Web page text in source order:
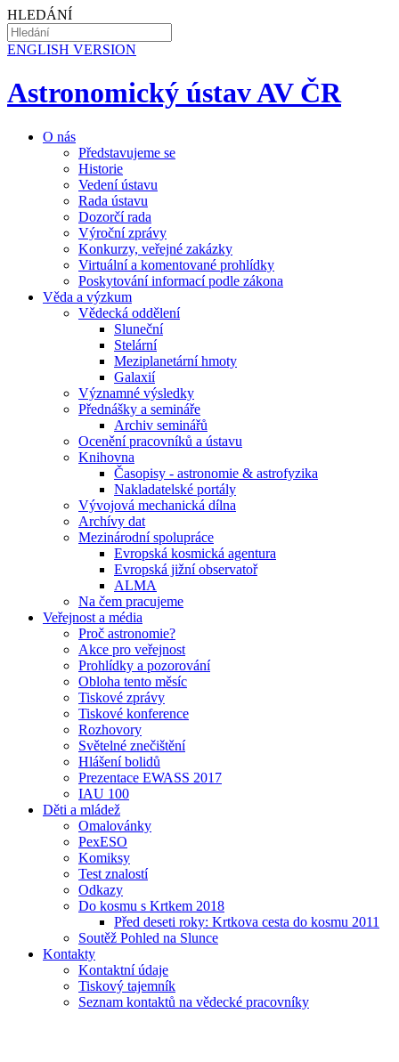
HLEDÁNÍ
ENGLISH VERSION
Astronomický ústav AV ČR
O nás
Představujeme se
Historie
Vedení ústavu
Rada ústavu
Dozorčí rada
Výroční zprávy
Konkurzy, veřejné zakázky
Virtuální a komentované prohlídky
Poskytování informací podle zákona
Věda a výzkum
Vědecká oddělení
Sluneční
Stelární
Meziplanetární hmoty
Galaxií
Významné výsledky
Přednášky a semináře
Archiv seminářů
Ocenění pracovníků a ústavu
Knihovna
Časopisy - astronomie & astrofyzika
Nakladatelské portály
Vývojová mechanická dílna
Archívy dat
Mezinárodní spolupráce
Evropská kosmická agentura
Evropská jižní observatoř
ALMA
Na čem pracujeme
Veřejnost a média
Proč astronomie?
Akce pro veřejnost
Prohlídky a pozorování
Obloha tento měsíc
Tiskové zprávy
Tiskové konference
Rozhovory
Světelné znečištění
Hlášení bolidů
Prezentace EWASS 2017
IAU 100
Děti a mládež
Omalovánky
PexESO
Komiksy
Test znalostí
Odkazy
Do kosmu s Krtkem 2018
Před deseti roky: Krtkova cesta do kosmu 2011
Soutěž Pohled na Slunce
Kontakty
Kontaktní údaje
Tiskový tajemník
Seznam kontaktů na vědecké pracovníky